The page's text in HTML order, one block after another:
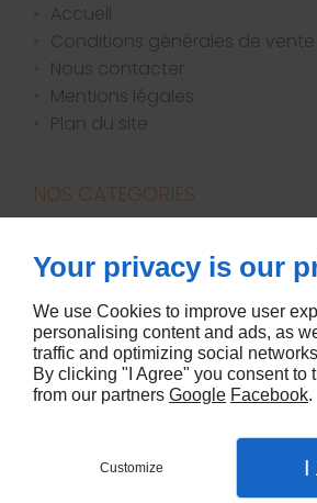
accueil
conditions générales de vente
nous contacter
mentions légales
plan du site
NOS CATÉGORIES
bougies / parfums d'ambiance
canapés
décoration
literie
meubles
Linkeo
Your privacy is our
We use Cookies to improve user
personalising content and ads, as
traffic and optimizing social
By clicking "I Agree" you consent to
from our partners Google Facebook.
Customize I